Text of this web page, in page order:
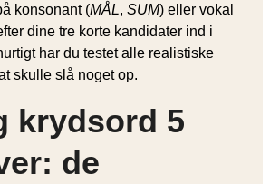
konsonant (MÅL, SUM) eller vokal
dine tre korte kandidater ind i
har du testet alle realistiske
skulle slå noget op.
krydsord 5
de